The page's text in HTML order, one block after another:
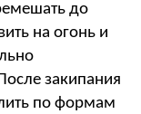
до
на огонь и
закипания
по формам